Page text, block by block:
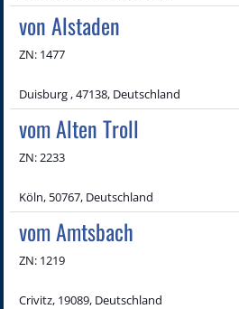
von Alstaden
ZN: 1477
Duisburg , 47138, Deutschland
vom Alten Troll
ZN: 2233
Köln, 50767, Deutschland
vom Amtsbach
ZN: 1219
Crivitz, 19089, Deutschland